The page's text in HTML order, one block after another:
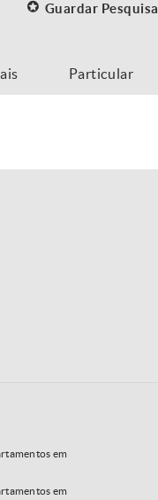
Guardar Pesquisa
Particular
em
em